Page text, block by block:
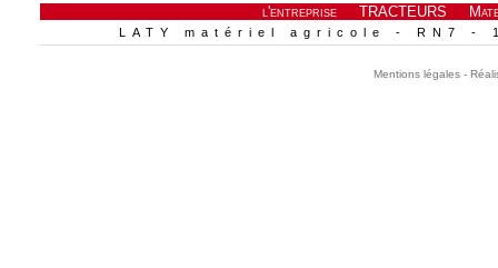
l'entreprise TRACTEURS
LATY matériel agricole - RN7 -
Mentions légales -